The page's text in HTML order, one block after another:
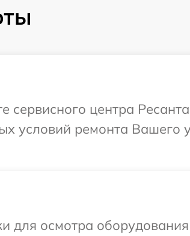
сервисного центра
условий ремонта Вашего
осмотра оборудования